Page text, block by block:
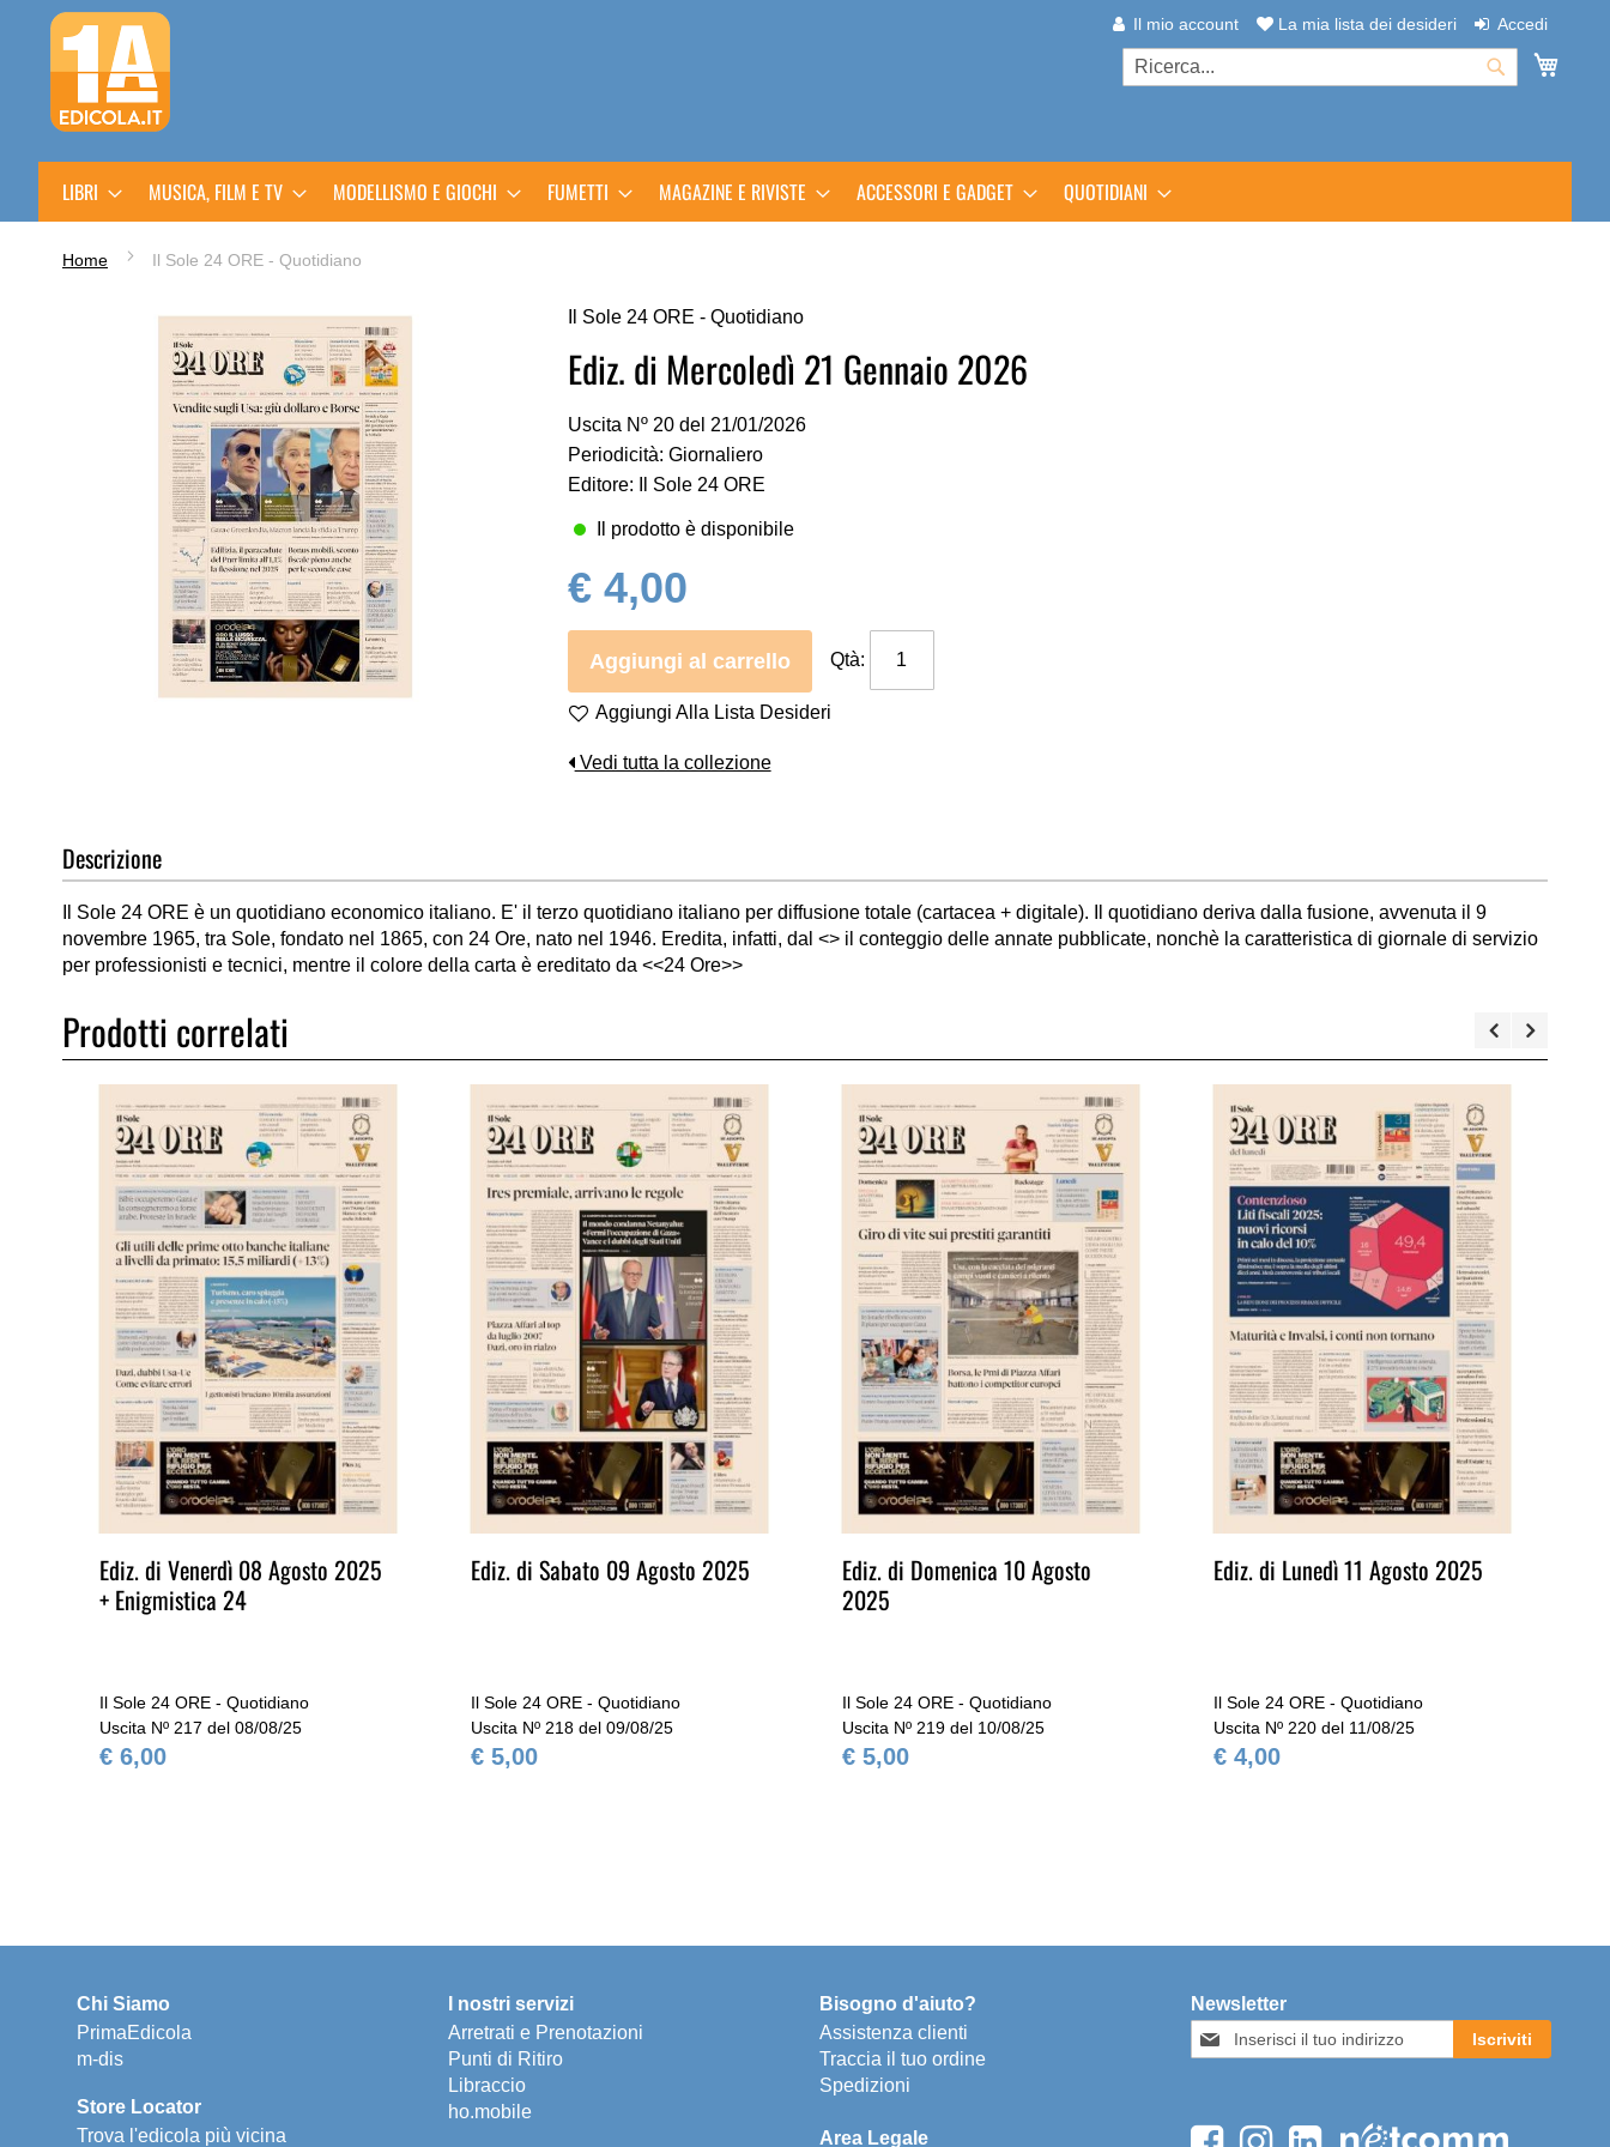
Salta
al
contenuto
Il mio account La mia lista dei desideri Accedi
Cerca
LIBRI MUSICA, FILM E TV MODELLISMO E GIOCHI FUMETTI MAGAZINE E RIVISTE ACCESSORI E GADGET QUOTIDIANI
Home Il Sole 24 ORE - Quotidiano
di
immagini
Il Sole 24 ORE - Quotidiano
Ediz. di Mercoledì 21 Gennaio 2026
Uscita Nº 20 del 21/01/2026
Periodicità: Giornaliero
Editore: Il Sole 24 ORE
Il prodotto è disponibile
€ 4,00
Aggiungi al carrello Qtà:
Aggiungi Alla Lista Desideri
Vedi tutta la collezione
Descrizione
Il Sole 24 ORE è un quotidiano economico italiano. E' il terzo quotidiano italiano per diffusione totale (cartacea + digitale). Il quotidiano deriva dalla fusione, avvenuta il 9
novembre 1965, tra Sole, fondato nel 1865, con 24 Ore, nato nel 1946. Eredita, infatti, dal <> il conteggio delle annate pubblicate, nonchè la caratteristica di giornale di servizio
per professionisti e tecnici, mentre il colore della carta è ereditato da <<24 Ore>>
Prodotti correlati
Ediz. di Venerdì 08 Agosto 2025
+ Enigmistica 24
Il Sole 24 ORE - Quotidiano
Uscita Nº 217 del 08/08/25
€ 6,00
Ediz. di Sabato 09 Agosto 2025
Il Sole 24 ORE - Quotidiano
Uscita Nº 218 del 09/08/25
€ 5,00
Ediz. di Domenica 10 Agosto
2025
Il Sole 24 ORE - Quotidiano
Uscita Nº 219 del 10/08/25
€ 5,00
Ediz. di Lunedì 11 Agosto 2025
Il Sole 24 ORE - Quotidiano
Uscita Nº 220 del 11/08/25
€ 4,00
Chi Siamo
PrimaEdicola
m-dis
Store Locator
Trova l'edicola più vicina
I nostri servizi
Arretrati e Prenotazioni
Punti di Ritiro
Libraccio
ho.mobile
Bisogno d'aiuto?
Assistenza clienti
Traccia il tuo ordine
Spedizioni
Area Legale
Newsletter
Iscriviti
alla
Iscriviti